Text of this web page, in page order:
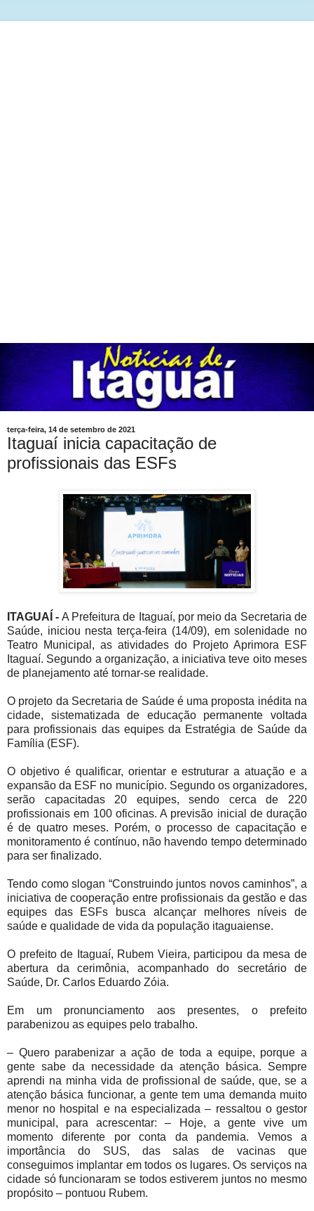
terça-feira, 14 de setembro de 2021
Itaguaí inicia capacitação de
profissionais das ESFs
ITAGUAÍ - A Prefeitura de Itaguaí, por meio da Secretaria de
Saúde, iniciou nesta terça-feira (14/09), em solenidade no
Teatro Municipal, as atividades do Projeto Aprimora ESF
Itaguaí. Segundo a organização, a iniciativa teve oito meses
de planejamento até tornar-se realidade.
O projeto da Secretaria de Saúde é uma proposta inédita na
cidade, sistematizada de educação permanente voltada
para profissionais das equipes da Estratégia de Saúde da
Família (ESF).
O objetivo é qualificar, orientar e estruturar a atuação e a
expansão da ESF no município. Segundo os organizadores,
serão capacitadas 20 equipes, sendo cerca de 220
profissionais em 100 oficinas. A previsão inicial de duração
é de quatro meses. Porém, o processo de capacitação e
monitoramento é contínuo, não havendo tempo determinado
para ser finalizado.
Tendo como slogan “Construindo juntos novos caminhos”, a
iniciativa de cooperação entre profissionais da gestão e das
equipes das ESFs busca alcançar melhores níveis de
saúde e qualidade de vida da população itaguaiense.
O prefeito de Itaguaí, Rubem Vieira, participou da mesa de
abertura da cerimônia, acompanhado do secretário de
Saúde, Dr. Carlos Eduardo Zóia.
Em um pronunciamento aos presentes, o prefeito
parabenizou as equipes pelo trabalho.
– Quero parabenizar a ação de toda a equipe, porque a
gente sabe da necessidade da atenção básica. Sempre
aprendi na minha vida de profissional de saúde, que, se a
atenção básica funcionar, a gente tem uma demanda muito
menor no hospital e na especializada – ressaltou o gestor
municipal, para acrescentar: – Hoje, a gente vive um
momento diferente por conta da pandemia. Vemos a
importância do SUS, das salas de vacinas que
conseguimos implantar em todos os lugares. Os serviços na
cidade só funcionaram se todos estiverem juntos no mesmo
propósito – pontuou Rubem.